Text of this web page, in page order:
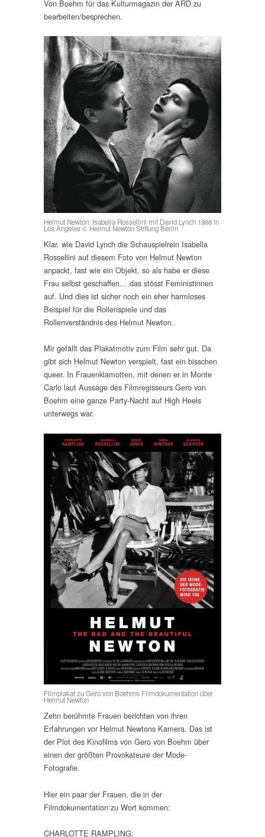
Von Boehm für das Kulturmagazin der ARD zu
bearbeiten/besprechen.
Helmut Newton: Isabella Rossellini mit David Lynch 1988 in
Los Angeles © Helmut Newton Stiftung Berlin
Klar, wie David Lynch die Schauspielrein Isabella
Rossellini auf diesem Foto von Helmut Newton
anpackt, fast wie ein Objekt, so als habe er diese
Frau selbst geschaffen… das stösst Feministinnen
auf. Und dies ist sicher noch ein eher harmloses
Beispiel für die Rollenspiele und das
Rollenverständnis des Helmut Newton..
Mir gefällt das Plakatmotiv zum Film sehr gut. Da
gibt sich Helmut Newton verspielt, fast ein bisschen
queer. In Frauenklamotten, mit denen er in Monte
Carlo laut Aussage des Filmregisseurs Gero von
Boehm eine ganze Party-Nacht auf High Heels
unterwegs war.
Filmplakat zu Gero von Boehms Filmdokumentation über
Helmut Newton
Zehn berühmte Frauen berichten von ihren
Erfahrungen vor Helmut Newtons Kamera. Das ist
der Plot des Kinofilms von Gero von Boehm über
einen der größten Provokateure der Mode-
Fotografie.
Hier ein paar der Frauen, die in der
Filmdokumentation zu Wort kommen:
CHARLOTTE RAMPLING: